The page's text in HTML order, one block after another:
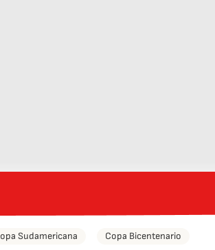
Sudamericana Copa Bicentenario